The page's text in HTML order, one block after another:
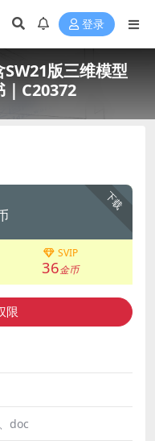
登录
版三维模型
C20372
下载
SVIP
36金币
限
doc